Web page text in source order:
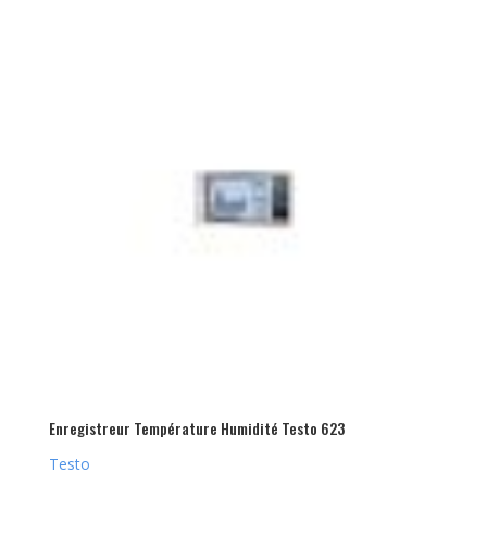
Enregistreur Température Humidité Testo 623
Testo